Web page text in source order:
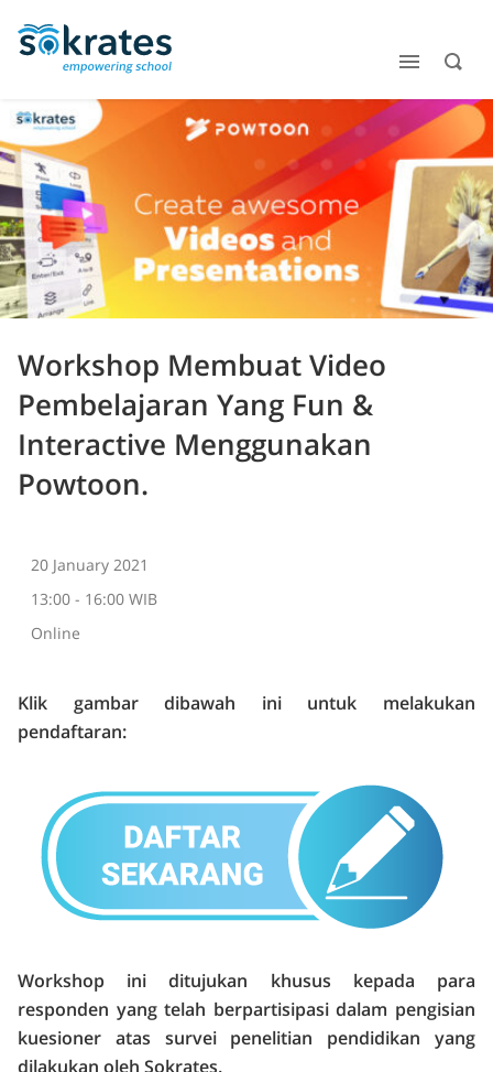
Workshop Membuat Video
Pembelajaran Yang Fun &
Interactive Menggunakan
Powtoon.
20 January 2021
13:00 - 16:00 WIB
Online
Klik gambar dibawah ini untuk melakukan
pendaftaran:
Workshop ini ditujukan khusus kepada para
responden yang telah berpartisipasi dalam pengisian
kuesioner atas survei penelitian pendidikan yang
dilakukan oleh Sokrates.